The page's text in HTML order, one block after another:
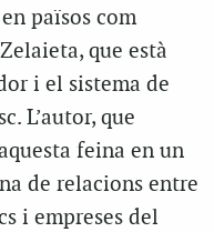
països com
que està
i el sistema de
L’autor, que
feina en un
de relacions entre
i empreses del